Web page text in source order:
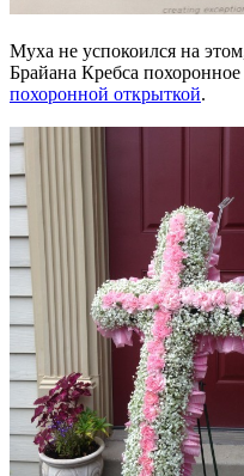
Муха не успокоился на
Брайана Кребса
похоронной открыткой.